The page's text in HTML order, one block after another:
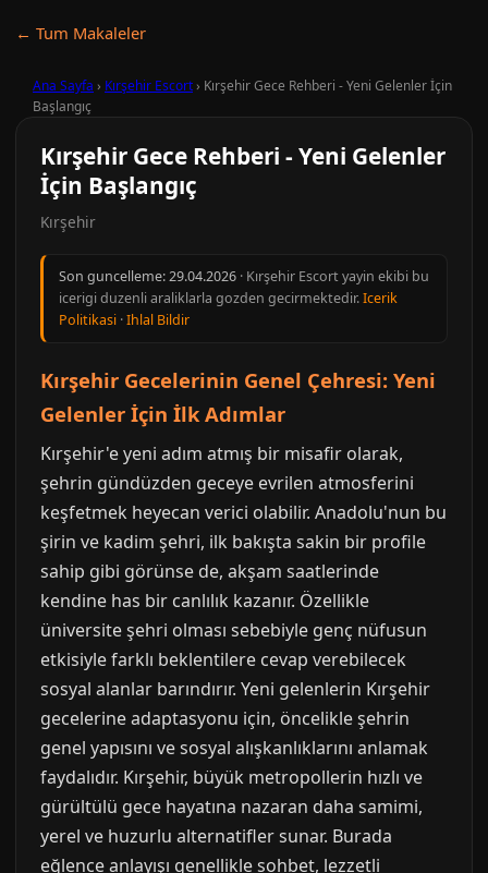
← Tum Makaleler
Ana Sayfa › Kırşehir Escort› Kırşehir Gece Rehberi - Yeni Gelenler İçin
Başlangıç
Kırşehir Gece Rehberi - Yeni Gelenler
İçin Başlangıç
Kırşehir
Son guncelleme:29.04.2026 · Kırşehir Escort yayin ekibi bu
icerigi duzenli araliklarla gozden gecirmektedir.Icerik
Politikasi ·Ihlal Bildir
Kırşehir Gecelerinin Genel Çehresi: Yeni
Gelenler İçin İlk Adımlar
Kırşehir'e yeni adım atmış bir misafir olarak,
şehrin gündüzden geceye evrilen atmosferini
keşfetmek heyecan verici olabilir. Anadolu'nun bu
şirin ve kadim şehri, ilk bakışta sakin bir profile
sahip gibi görünse de, akşam saatlerinde
kendine has bir canlılık kazanır. Özellikle
üniversite şehri olması sebebiyle genç nüfusun
etkisiyle farklı beklentilere cevap verebilecek
sosyal alanlar barındırır. Yeni gelenlerin Kırşehir
gecelerine adaptasyonu için, öncelikle şehrin
genel yapısını ve sosyal alışkanlıklarını anlamak
faydalıdır. Kırşehir, büyük metropollerin hızlı ve
gürültülü gece hayatına nazaran daha samimi,
yerel ve huzurlu alternatifler sunar. Burada
eğlence anlayışı genellikle sohbet, lezzetli